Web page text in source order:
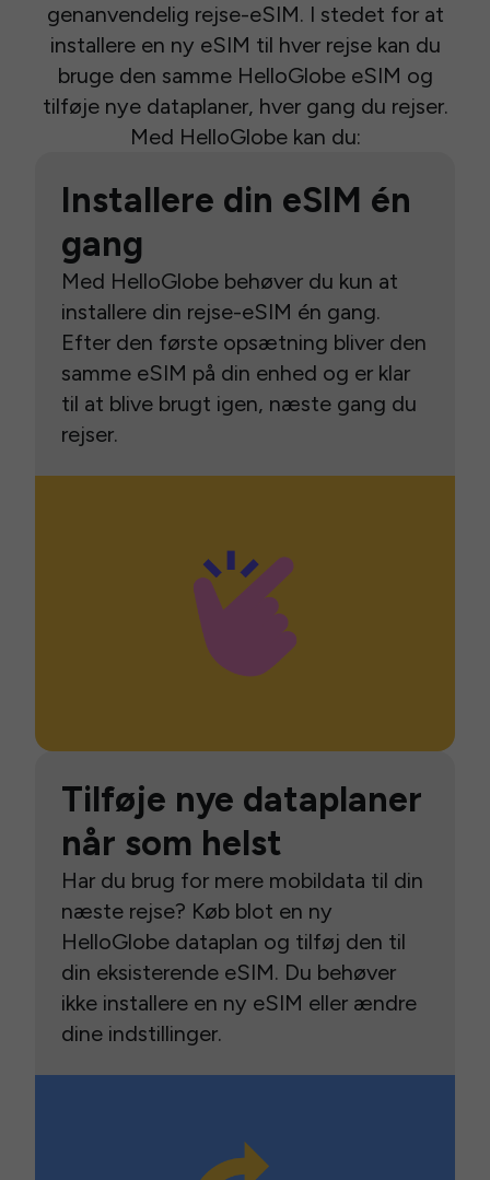
genanvendelig rejse-eSIM. I stedet for at
installere en ny eSIM til hver rejse kan du
bruge den samme HelloGlobe eSIM og
tilføje nye dataplaner, hver gang du rejser.
Med HelloGlobe kan du:
Installere din eSIM én
gang
Med HelloGlobe behøver du kun at
installere din rejse-eSIM én gang.
Efter den første opsætning bliver den
samme eSIM på din enhed og er klar
til at blive brugt igen, næste gang du
rejser.
Tilføje nye dataplaner
når som helst
Har du brug for mere mobildata til din
næste rejse? Køb blot en ny
HelloGlobe dataplan og tilføj den til
din eksisterende eSIM. Du behøver
ikke installere en ny eSIM eller ændre
dine indstillinger.